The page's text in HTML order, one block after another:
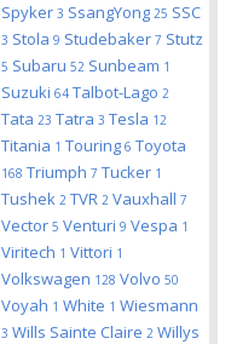
Spyker 3 SsangYong 25 SSC
3 Stola 9 Studebaker 7 Stutz
5 Subaru 52 Sunbeam 1
Suzuki 64 Talbot-Lago 2
Tata 23 Tatra 3 Tesla 12
Titania 1 Touring 6 Toyota
168 Triumph 7 Tucker 1
Tushek 2 TVR 2 Vauxhall 7
Vector 5 Venturi 9 Vespa 1
Viritech 1 Vittori 1
Volkswagen 128 Volvo 50
Voyah 1 White 1 Wiesmann
3 Wills Sainte Claire 2 Willys